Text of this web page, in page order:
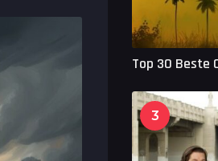
Top 30 Beste
3